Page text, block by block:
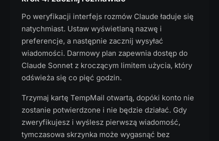
Po weryfikacji interfejs rozmów Claude ładuje się
natychmiast. Ustaw wyświetlaną nazwę i
preferencje, a następnie zacznij wysyłać
wiadomości. Darmowy plan zapewnia dostęp do
Claude Sonnet z kroczącym limitem użycia, który
odświeża się co pięć godzin.
Trzymaj kartę TempMail otwartą, dopóki konto nie
zostanie potwierdzone i nie będzie działać. Gdy
zweryfikujesz i wyślesz pierwszą wiadomość,
tymczasowa skrzynka może wygasnąć bez